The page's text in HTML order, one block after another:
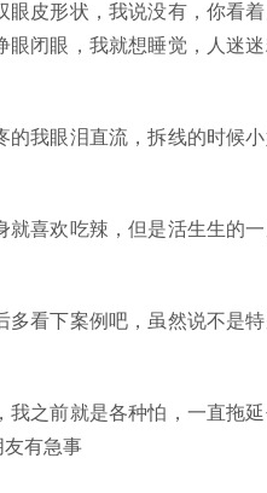
皮形状，我说没有，你看着
闭眼，我就想睡觉，人迷
我眼泪直流，拆线的时候小
喜欢吃辣，但是活生生的一
看下案例吧，虽然说不是特
之前就是各种怕，一直拖延
友有急事